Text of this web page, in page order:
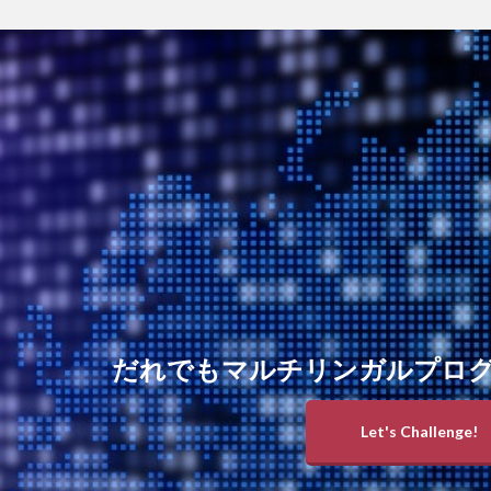
だれでもマルチリンガルプロ
Let's Challenge!